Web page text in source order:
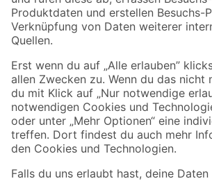
Sicher einkaufen
Jetzt die toom-App herunterladen